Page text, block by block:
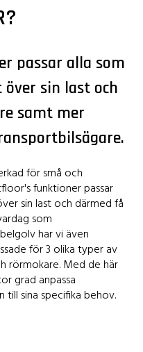
passar alla som
sin last och
samt mer
för små och
funktioner passar
sin last och därmed få
som
har vi även
för 3 olika typer av
rörmokare. Med de här
grad anpassa
sina specifika behov.